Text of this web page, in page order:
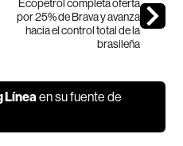
Ecopetrol completa oferta
por 25% de Brava y avanza
hacia el control total de la
brasileña
Línea en su fuente de